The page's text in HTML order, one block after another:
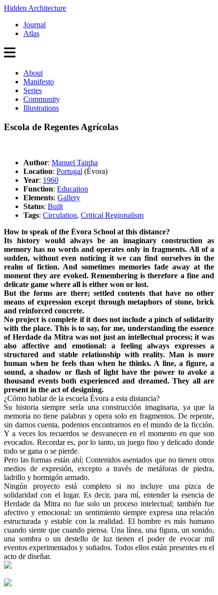
Hidden Architecture
Journal
Atlas
About
Manifesto
Series
Community
Illustrations
Escola de Regentes Agrícolas
Author: Manuel Tainha
Location: Portugal (Évora)
Year: 1960
Function: Education
Elements: Gallery
Status: Built
Tags: Circulation, Critical Regionalism
How to speak of the Évora School at this distance?
Its history would always be an imaginary construction as
memory has no words and operates only in fragments. All of a
sudden, without even noticing it we can find ourselves in the
realm of fiction. And sometimes memories fade away at the
moment they are evoked. Remembering is therefore a fine and
delicate game where all is either won or lost.
But the forms are there; settled contents that have no other
means of expression except through metaphors of stone, brick
and reinforced concrete.
No project is complete if it does not include a pinch of solidarity
with the place. This is to say, for me, understanding the essence
of Herdade da Mitra was not just an intellectual process; it was
also affective and emotional: a feeling always expresses a
structured and stable relationship with reality. Man is more
human when he feels than when he thinks. A line, a figure, a
sound, a shadow or flash of light have the power to avoke a
thousand events both experienced and dreamed. They all are
present in the act of designing.
¿Cómo hablar de la escuela Évora a esta distancia?
Su historia siempre sería una construcción imaginaria, ya que la
memoria no tiene palabras y opera solo en fragmentos. De repente,
sin darnos cuenta, podemos encontrarnos en el mundo de la ficción.
Y a veces los recuerdos se desvanecen en el momento en que son
evocados. Recordar es, por lo tanto, un juego fino y delicado donde
todo se gana o se pierde.
Pero las formas están ahí; Contenidos asentados que no tienen otros
medios de expresión, excepto a través de metáforas de piedra,
ladrillo y hormigón armado.
Ningún proyecto está completo si no incluye una pizca de
solidaridad con el lugar. Es decir, para mí, entender la esencia de
Herdade da Mitra no fue solo un proceso intelectual; también fue
afectivo y emocional: un sentimiento siempre expresa una relación
estructurada y estable con la realidad. El hombre es más humano
cuando siente que cuando piensa. Una línea, una figura, un sonido,
una sombra o un destello de luz tienen el poder de evocar mil
eventos experimentados y soñados. Todos ellos están presentes en el
acto de diseñar.